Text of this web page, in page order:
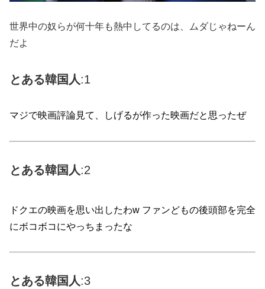
世界中の奴らが何十年も熱中してるのは、ムダじゃねーん
だよ
とある韓国人:1
マジで映画評論見て、しげるが作った映画だと思ったぜ
とある韓国 人:2
ドクエの映画を思い出したわw ファンどもの後頭部を完全
にボコボコにやっちまったな
とある韓国 人:3